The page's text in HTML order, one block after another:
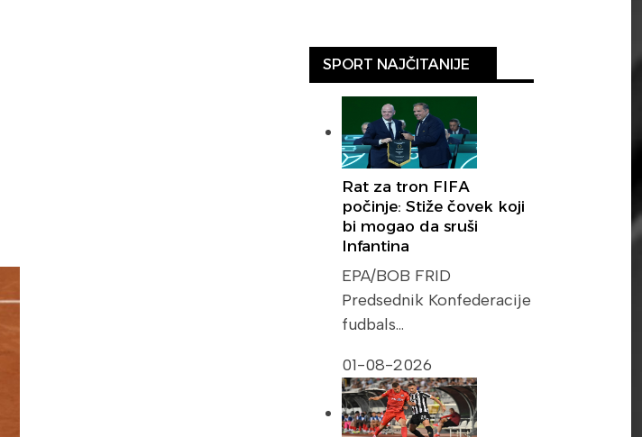
SPORT NAJČITANIJE
Rat za tron FIFA
počinje: Stiže čovek koji
bi mogao da sruši
Infantina
EPA/BOB FRID
Predsednik Konfederacije
fudbals…
01-08-2026